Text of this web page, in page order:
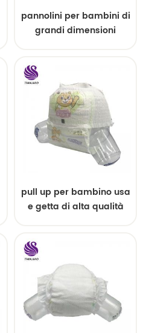
pannolini per bambini di
grandi dimensioni
pull up per bambino usa
e getta di alta qualità